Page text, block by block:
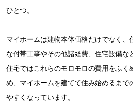
ひとつ。
マイホームは建物本体価格だけでなく、
な付帯工事やその他諸経費、住宅設備な
住宅ではこれらのモロモロの費用をふく
め、マイホームを建てて住み始めるまで
やすくなっています。